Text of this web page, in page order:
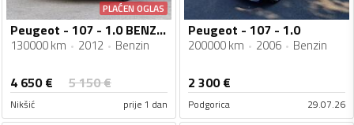
PLAĆEN OGLAS
Peugeot - 107 - 1.0 BENZIN 130.000km AC KLIMA NA IME KUPCA SERVISNA KNJIGA
130000 km 2012 Benzin
4 650€ 5 150€
Nikšić prije 1 dan
Peugeot - 107 - 1.0
200000 km 2006 Benzin
2 300€
Podgorica 29.07.26